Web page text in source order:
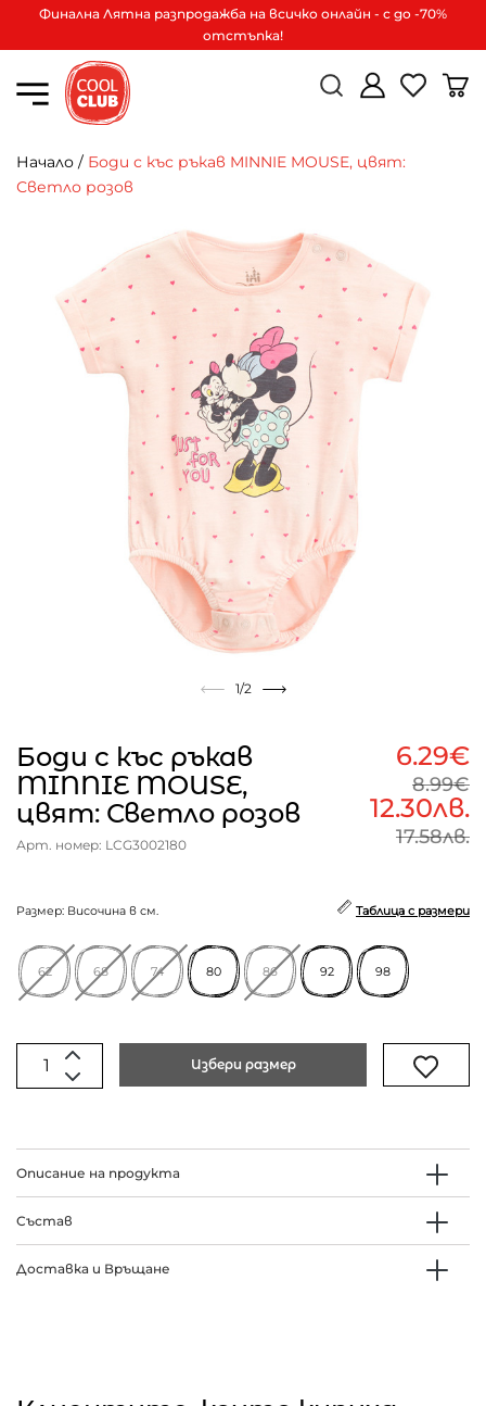
Финална Лятна разпродажба на всичко онлайн - с до -70%
отстъпка!
Начало / Боди с къс ръкав MINNIE MOUSE, цвят:
Светло розов
1/2
Боди с къс ръкав
MINNIE MOUSE,
цвят: Светло розов
Арт. номер: LCG3002180
6.29€
8.99€
12.30лв.
17.58лв.
Размер: Височина в см. Таблица с размери
62 68 74 80 86 92 98
Избери размер
Описание на продукта
Състав
Доставка и Връщане